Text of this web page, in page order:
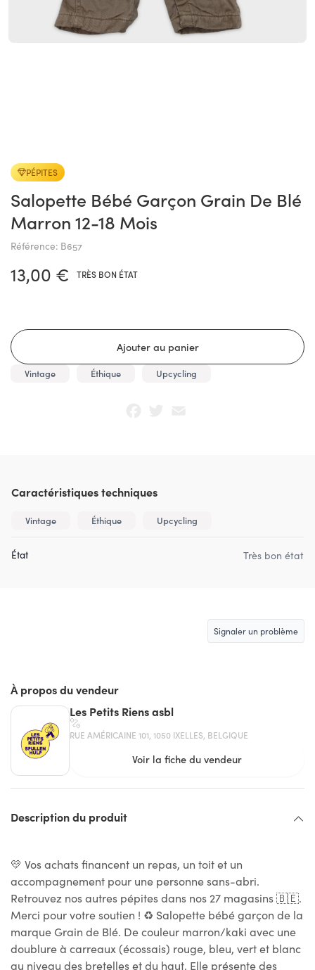
PÉPITES
Salopette Bébé Garçon Grain De Blé
Marron 12-18 Mois
Référence: B657
13,00 € TRÈS BON ÉTAT
Vintage Éthique Upcycling
Caractéristiques techniques
Vintage Éthique Upcycling
État Très bon état
Signaler un problème
À propos du vendeur
Les Petits Riens asbl
RUE AMÉRICAINE 101, 1050 IXELLES, BELGIQUE
Voir la fiche du vendeur
Description du produit
💛 Vos achats financent un repas, un toit et un
accompagnement pour une personne sans-abri.
Retrouvez nos autres pépites dans nos 27 magasins 🇧🇪.
Merci pour votre soutien ! ♻ Salopette bébé garçon de la
marque Grain de Blé. De couleur marron/kaki avec une
doublure à carreaux (écossais) rouge, bleu, vert et blanc
au niveau des bretelles et du haut. Elle présente des